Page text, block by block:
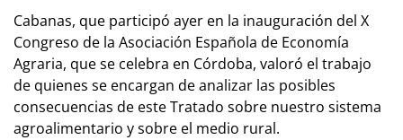
Cabanas, que participó ayer en la inauguración del X
Congreso de la Asociación Española de Economía
Agraria, que se celebra en Córdoba, valoró el trabajo
de quienes se encargan de analizar las posibles
consecuencias de este Tratado sobre nuestro sistema
agroalimentario y sobre el medio rural.